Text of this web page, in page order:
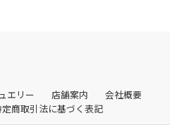
エリー 店舗案内
会社概要
商取引法に基づく表記